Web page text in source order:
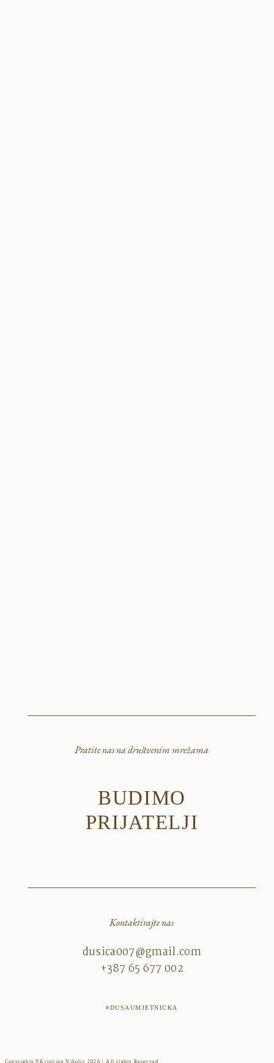
Kontaktirajte nas
Pratite nas na društvenim mrežama
dusica007@gmail.com
+387 65 677 002
BUDIMO
PRIJATELJI
#DUSAUMJETNICKA
Copyrights ©Kristijan Nikolic 2026 | All rights Reserved